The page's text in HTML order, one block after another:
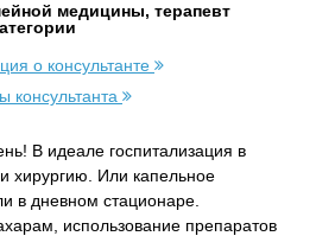
медицины, терапевт
о консультанте
консультанта
В идеале госпитализация в
хирургию. Или капельное
в дневном стационаре.
использование препаратов